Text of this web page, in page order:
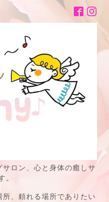
ロン、心と身体の癒しサ
。
、頼れる場所でありたい